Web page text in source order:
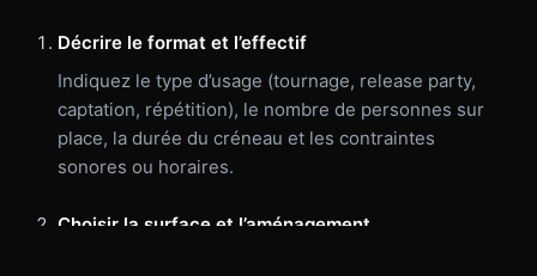
Décrire le format et l’effectif
Indiquez le type d’usage (tournage, release party,
captation, répétition), le nombre de personnes sur
place, la durée du créneau et les contraintes
sonores ou horaires.
Choisir la surface et l’aménagement